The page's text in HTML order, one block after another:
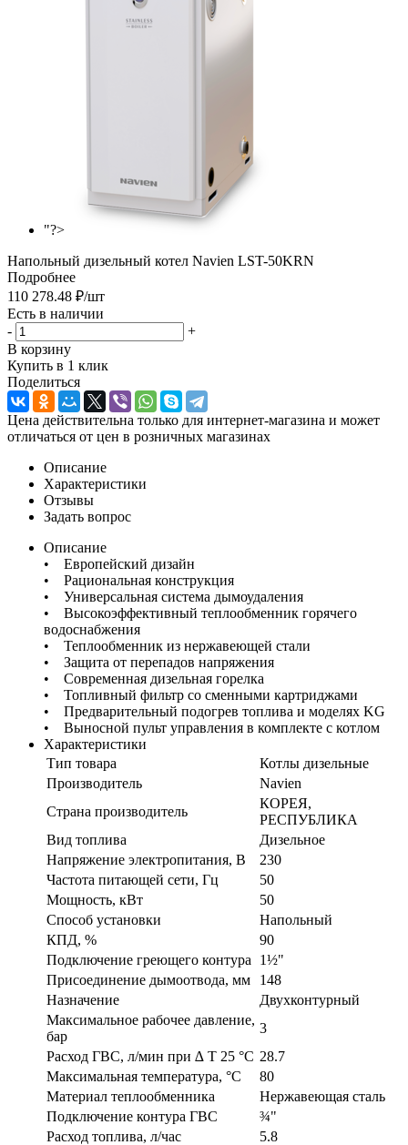
"?>
Напольный дизельный котел Navien LST-50KRN
Подробнее
110 278.48 ₽/шт
Есть в наличии
-
+
В корзину
Купить в 1 клик
Поделиться
Цена действительна только для интернет-магазина и может
отличаться от цен в розничных магазинах
Описание
Характеристики
Отзывы
Задать вопрос
Описание
• Европейский дизайн
• Рациональная конструкция
• Универсальная система дымоудаления
• Высокоэффективный теплообменник горячего
водоснабжения
• Теплообменник из нержавеющей стали
• Защита от перепадов напряжения
• Современная дизельная горелка
• Топливный фильтр со сменными картриджами
• Предварительный подогрев топлива и моделях KG
• Выносной пульт управления в комплекте с котлом
Характеристики
Тип товара
Котлы дизельные
Производитель
Navien
Страна производитель
КОРЕЯ,
РЕСПУБЛИКА
Вид топлива
Дизельное
Напряжение электропитания, В
230
Частота питающей сети, Гц
50
Мощность, кВт
50
Способ установки
Напольный
КПД, %
90
Подключение греющего контура
1½"
Присоединение дымоотвода, мм
148
Назначение
Двухконтурный
Максимальное рабочее давление,
бар
3
Расход ГВС, л/мин при ∆ T 25 °C 28.7
Максимальная температура, °C
80
Материал теплообменника
Нержавеющая сталь
Подключение контура ГВС
¾"
Расход топлива, л/час
5.8